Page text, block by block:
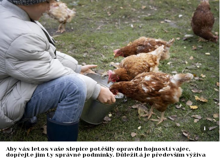
i
Aby vás letos vaše slepice potěšily opravdu hojností vajec,
dopřejte jim ty správné podmínky. Důležitá je především výživa